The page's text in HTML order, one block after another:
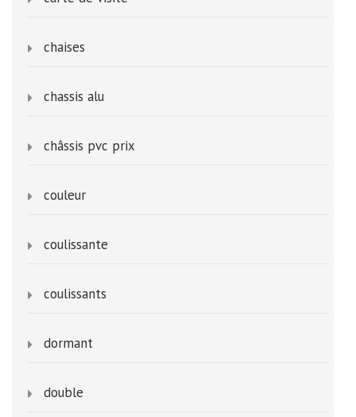
chaises
chassis alu
châssis pvc prix
couleur
coulissante
coulissants
dormant
double